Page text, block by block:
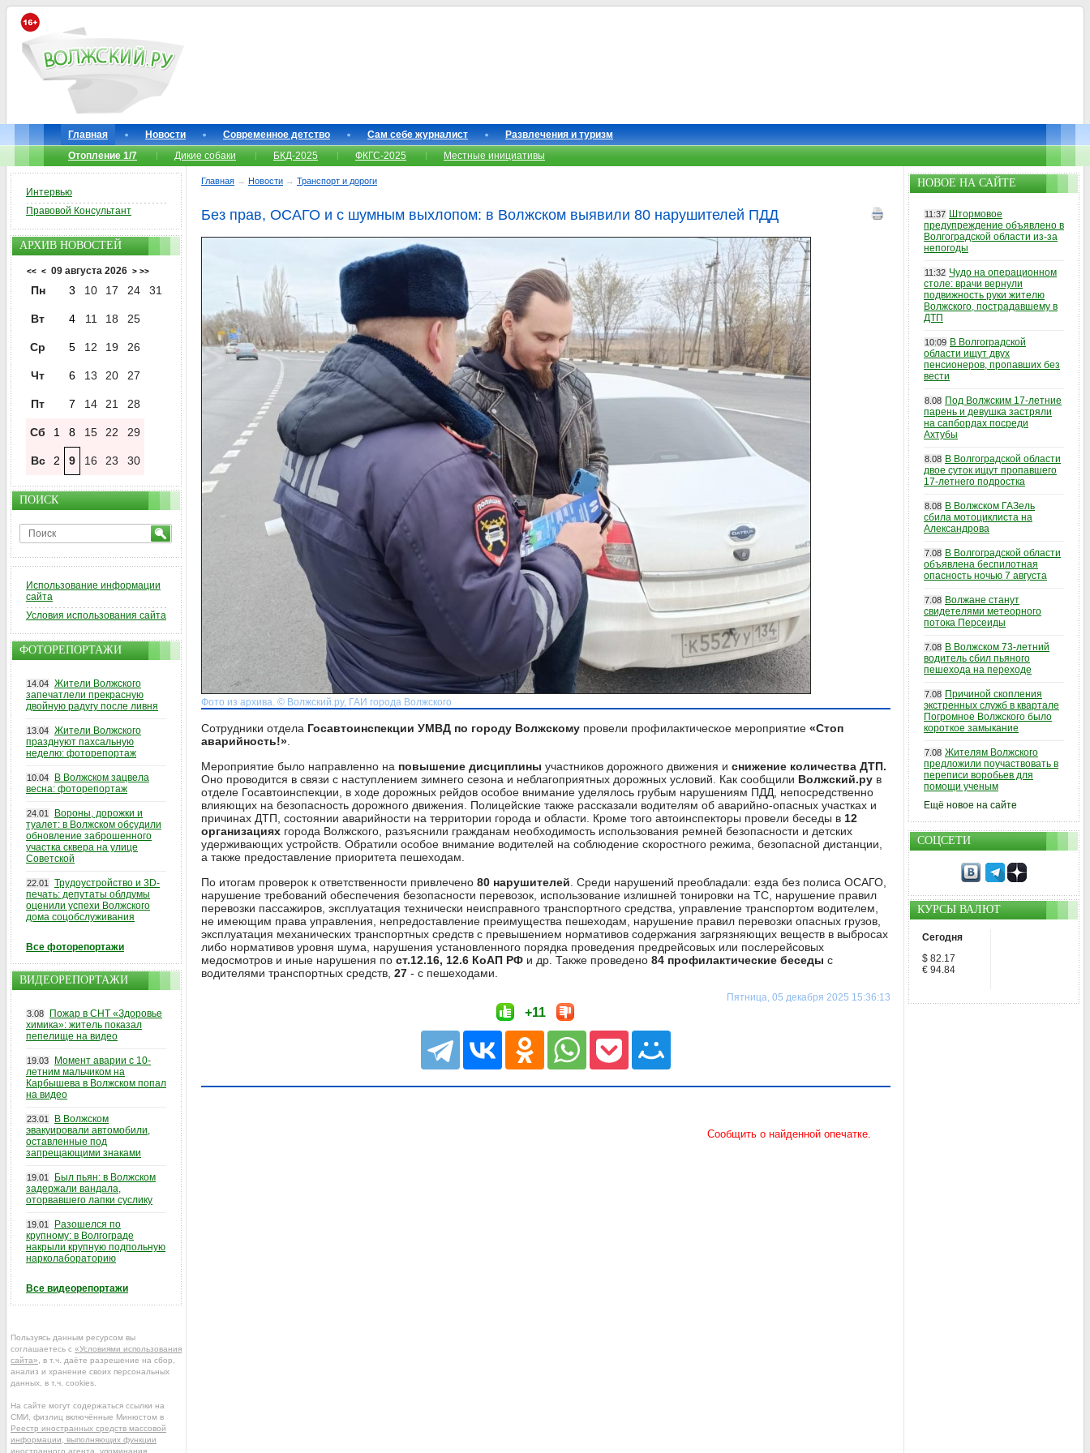
Главная Новости Современное детство Сам себе журналист
Развлечения и туризм
Отопление 1/7
Дикие собаки БКД-2025 ФКГС-2025 Местные инициативы
Главная → Новости → Транспорт и дороги
Без прав, ОСАГО и с шумным выхлопом: в Волжском выявили 80 нарушителей ПДД
Фото из архива. © Волжский.ру, ГАИ города Волжского
Сотрудники отдела Госавтоинспекции УМВД по городу Волжскому провели профилактическое мероприятие «Стоп
аварийность!»
Мероприятие было направленно на повышение дисциплины участников дорожного движения и снижение количества ДТП.
Оно проводится в связи с наступлением зимнего сезона и неблагоприятных дорожных условий. Как сообщили Волжский.ру в
отделе Госавтоинспекции, в ходе дорожных рейдов особое внимание уделялось грубым нарушениям ПДД, непосредственно
влияющих на безопасность дорожного движения. Полицейские также рассказали водителям об аварийно-опасных участках и
причинах ДТП, состоянии аварийности на территории города и области. Кроме того автоинспекторы провели беседы в 12
организациях города Волжского, разъяснили гражданам необходимость использования ремней безопасности и детских
удерживающих устройств. Обратили особое внимание водителей на соблюдение скоростного режима, безопасной дистанции,
а также предоставление приоритета пешеходам.
По итогам проверок к ответственности привлечено 80 нарушителей . Среди нарушений преобладали: езда без полиса ОСАГО,
нарушение требований обеспечения безопасности перевозок, использование излишней тонировки на ТС, нарушение правил
перевозки пассажиров, эксплуатация технически неисправного транспортного средства, управление транспортом водителем,
не имеющим права управления, непредоставление преимущества пешеходам, нарушение правил перевозки опасных грузов,
эксплуатация механических транспортных средств с превышением нормативов содержания загрязняющих веществ в выбросах
либо нормативов уровня шума, нарушения установленного порядка проведения предрейсовых или послерейсовых
медосмотров и иные нарушения по ст.12.16, 12.6 КоАП РФ и др. Также проведено 84 профилактические беседы с
водителями транспортных средств, 27 - с пешеходами.
Пятница, 05 декабря 2025 15:36:13
+11
Интервью
Правовой Консультант
АРХИВ НОВОСТЕЙ
<< < 09 августа 2026 > >>
Пн 3 10 17 24 31
Вт 4 11 18 25
Ср 5 12 19 26
Чт 6 13 20 27
Пт 7 14 21 28
Сб 1 8 15 22 29
Вс 2 9 16 23 30
ПОИСК
Использование информации
сайта
Условия использования сайта
ФОТОРЕПОРТАЖИ
14.04 Жители Волжского
запечатлели прекрасную
двойную радугу после ливня
13.04 Жители Волжского
празднуют пахсальную
неделю: фоторепортаж
10.04
В Волжском зацвела
весна: фоторепортаж
24.01
Вороны, дорожки и
туалет: в Волжском обсудили
обновление заброшенного
участка сквера на улице
Советской
22.01
Трудоустройство и 3D-
печать: депутаты облдумы
оценили успехи Волжского
дома соцобслуживания
Все фоторепортажи
ВИДЕОРЕПОРТАЖИ
3.08
Пожар в СНТ «Здоровье
химика»: житель показал
пепелище на видео
19.03
Момент аварии с 10-
летним мальчиком на
Карбышева в Волжском попал
на видео
23.01
В Волжском
эвакуировали автомобили,
оставленные под
запрещающими знаками
19.01
Был пьян: в Волжском
задержали вандала,
оторвавшего лапки суслику
19.01
Разошелся по
крупному: в Волгограде
накрыли крупную подпольную
нарколабораторию
Все видеорепортажи
Пользуясь данным ресурсом вы
соглашаетесь с «Условиями использования
сайта» , в т.ч. даёте разрешение на сбор,
анализ и хранение своих персональных
данных, в т.ч. cookies.
На сайте могут содержаться ссылки на
СМИ, физлиц включённые Минюстом в
Реестр иностранных средств массовой
информации, выполняющих функции
иностранного агента , упоминания
НОВОЕ НА САЙТЕ
11:37 Штормовое
предупреждение объявлено в
Волгоградской области из-за
непогоды
11:32 Чудо на операционном
столе: врачи вернули
подвижность руки жителю
Волжского, пострадавшему в
ДТП
10:09 В Волгоградской
области ищут двух
пенсионеров, пропавших без
вести
8.08 Под Волжским 17-летние
парень и девушка застряли
на сапбордах посреди
Ахтубы
8.08 В Волгоградской области
двое суток ищут пропавшего
17-летнего подростка
8.08 В Волжском ГАЗель
сбила мотоциклиста на
Александрова
7.08 В Волгоградской области
объявлена беспилотная
опасность ночью 7 августа
7.08 Волжане станут
свидетелями метеорного
потока Персеиды
7.08 В Волжском 73-летний
водитель сбил пьяного
пешехода на переходе
7.08 Причиной скопления
экстренных служб в квартале
Погромное Волжского было
короткое замыкание
7.08 Жителям Волжского
предложили поучаствовать в
переписи воробьев для
помощи ученым
Ещё новое на сайте
СОЦСЕТИ
КУРСЫ ВАЛЮТ
Сегодня
$ 82.17
€ 94.84